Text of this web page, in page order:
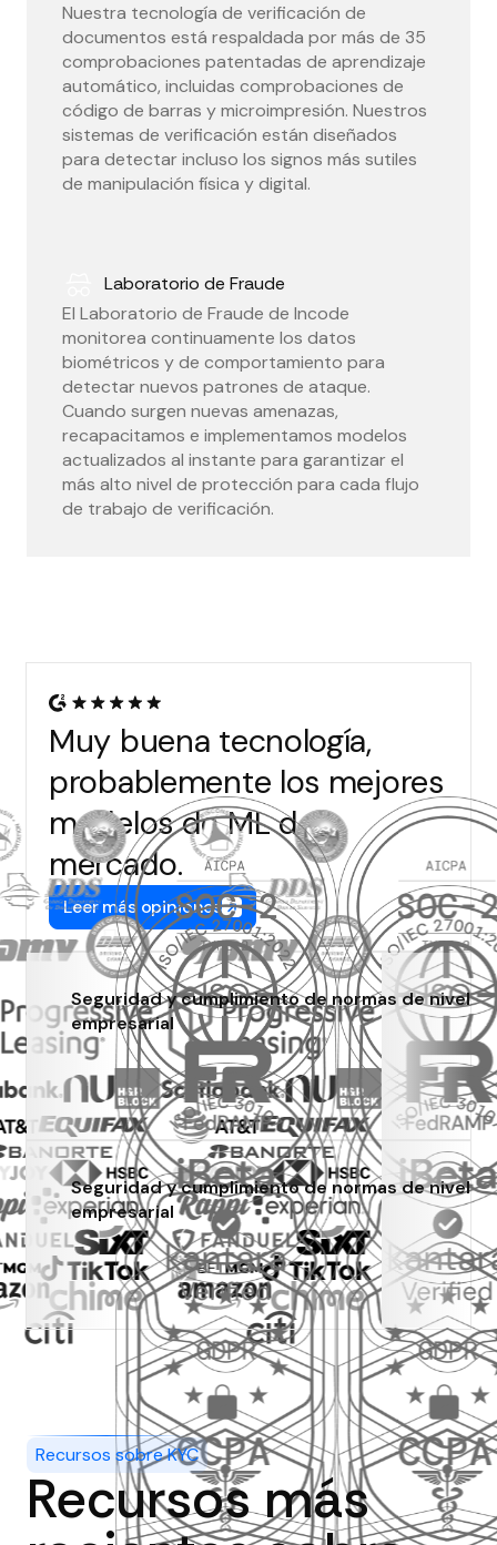
Nuestra tecnología de verificación de
documentos está respaldada por más de 35
comprobaciones patentadas de aprendizaje
automático, incluidas comprobaciones de
código de barras y microimpresión. Nuestros
sistemas de verificación están diseñados
para detectar incluso los signos más sutiles
de manipulación física y digital.
Laboratorio de Fraude
El Laboratorio de Fraude de Incode
monitorea continuamente los datos
biométricos y de comportamiento para
detectar nuevos patrones de ataque.
Cuando surgen nuevas amenazas,
recapacitamos e implementamos modelos
actualizados al instante para garantizar el
más alto nivel de protección para cada flujo
de trabajo de verificación.
Muy buena tecnología,
probablemente los mejores
modelos de ML del
mercado.
Leer más opiniones
Seguridad y cumplimiento de normas de nivel
empresarial
Seguridad y cumplimiento de normas de nivel
empresarial
Recursos sobre KYC
Recursos más